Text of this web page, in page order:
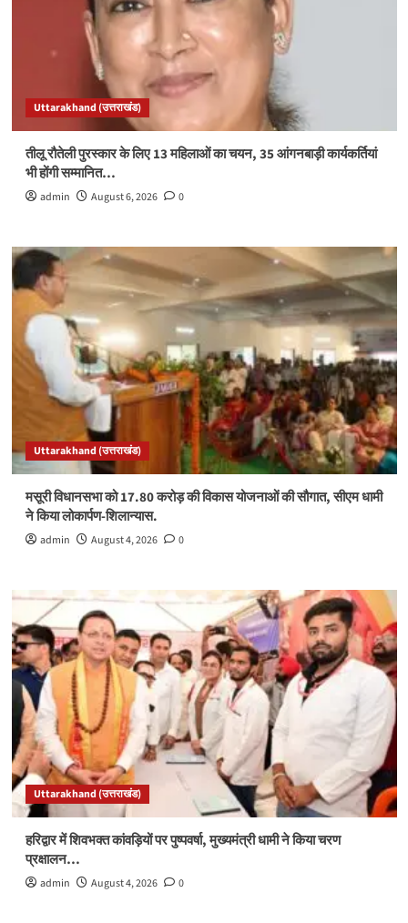
Uttarakhand (उत्तराखंड)
तीलू रौतेली पुरस्कार के लिए 13 महिलाओं का चयन, 35 आंगनबाड़ी कार्यकर्तियां
भी होंगी सम्मानित…
admin August 6, 2026 0
Uttarakhand (उत्तराखंड)
मसूरी विधानसभा को 17.80 करोड़ की विकास योजनाओं की सौगात, सीएम धामी
ने किया लोकार्पण-शिलान्यास.
admin August 4, 2026 0
Uttarakhand (उत्तराखंड)
हरिद्वार में शिवभक्त कांवड़ियों पर पुष्पवर्षा, मुख्यमंत्री धामी ने किया चरण
प्रक्षालन…
admin August 4, 2026 0